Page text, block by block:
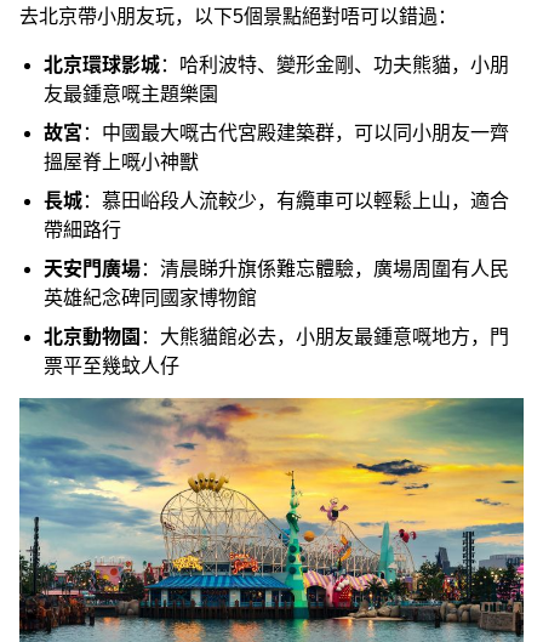
去北京帶小朋友玩，以下5個景點絕對唔可以錯過：
北京環球影城：哈利波特、變形金剛、功夫熊貓，小朋
友最鍾意嘅主題樂園
故宮 ：中國最大嘅古代宮殿建築群，可以同小朋友一齊
搵屋脊上嘅小神獸
長城：慕田峪段人流較少，有纜車可以輕鬆上山，適合
帶細路行
天安門廣場：清晨睇升旗係難忘體驗，廣場周圍有人民
英雄紀念碑同國家博物館
北京動物園 ：大熊貓館必去，小朋友最鍾意嘅地方，門
票平至幾蚊人仔